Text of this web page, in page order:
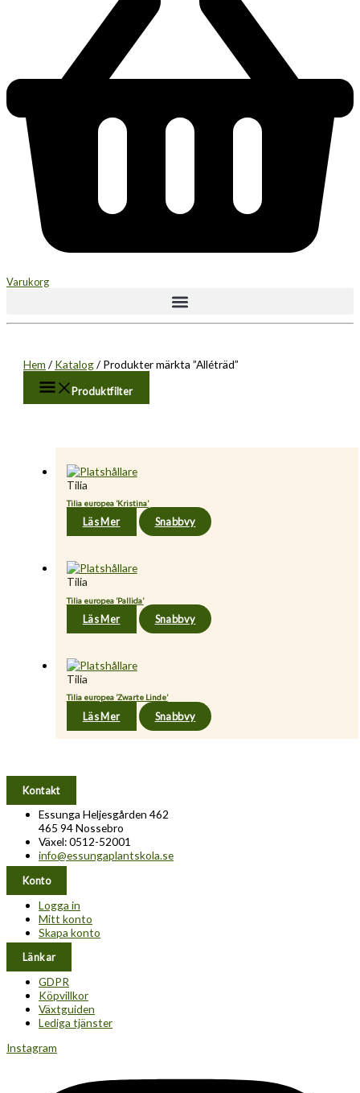
Varukorg
Hem / Katalog/ Produkter märkta ”Alléträd”
Produktfilter
Tilia
Tilia europea ’Kristina’
Läs Mer Snabbvy
Tilia
Tilia europea ’Pallida’
Läs Mer Snabbvy
Tilia
Tilia europea ’Zwarte Linde’
Läs Mer Snabbvy
Kontakt
Essunga Heljesgården 462
465 94 Nossebro
Växel: 0512-52001
info@essungaplantskola.se
Konto
Logga in
Mitt konto
Skapa konto
Länkar
GDPR
Köpvillkor
Växtguiden
Lediga tjänster
Instagram